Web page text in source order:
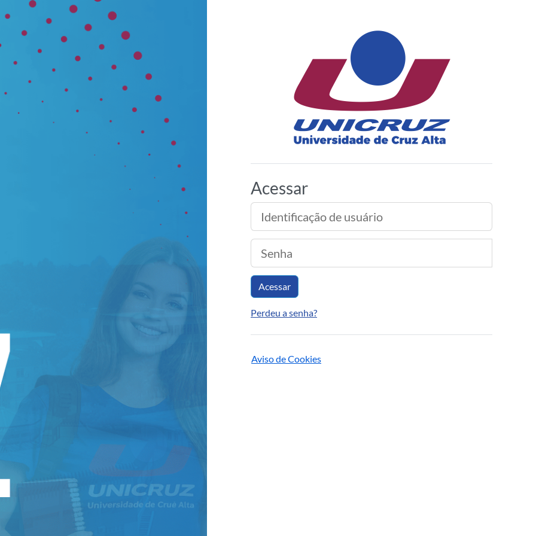
EAD Unicruz
Acessar
Identificação de usuário
Senha
Acessar
Perdeu a senha?
Aviso de Cookies